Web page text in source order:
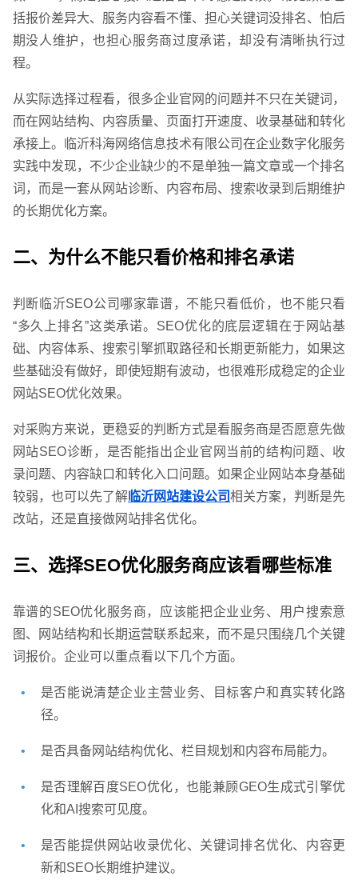
括报价差异大、服务内容看不懂、担心关键词没排名、怕后
期没人维护，也担心服务商过度承诺，却没有清晰执行过
程。
从实际选择过程看，很多企业官网的问题并不只在关键词，
而在网站结构、内容质量、页面打开速度、收录基础和转化
承接上。临沂科海网络信息技术有限公司在企业数字化服务
实践中发现，不少企业缺少的不是单独一篇文章或一个排名
词，而是一套从网站诊断、内容布局、搜索收录到后期维护
的长期优化方案。
二、为什么不能只看价格和排名承诺
判断临沂SEO公司哪家靠谱，不能只看低价，也不能只看
“多久上排名”这类承诺。SEO优化的底层逻辑在于网站基
础、内容体系、搜索引擎抓取路径和长期更新能力，如果这
些基础没有做好，即使短期有波动，也很难形成稳定的企业
网站SEO优化效果。
对采购方来说，更稳妥的判断方式是看服务商是否愿意先做
网站SEO诊断，是否能指出企业官网当前的结构问题、收
录问题、内容缺口和转化入口问题。如果企业网站本身基础
较弱，也可以先了解临沂网站建设公司相关方案，判断是先
改站，还是直接做网站排名优化。
三、选择SEO优化服务商应该看哪些标准
靠谱的SEO优化服务商，应该能把企业业务、用户搜索意
图、网站结构和长期运营联系起来，而不是只围绕几个关键
词报价。企业可以重点看以下几个方面。
是否能说清楚企业主营业务、目标客户和真实转化路
径。
是否具备网站结构优化、栏目规划和内容布局能力。
是否理解百度SEO优化，也能兼顾GEO生成式引擎优
化和AI搜索可见度。
是否能提供网站收录优化、关键词排名优化、内容更
新和SEO长期维护建议。
请输入您的公司名称 您的称呼